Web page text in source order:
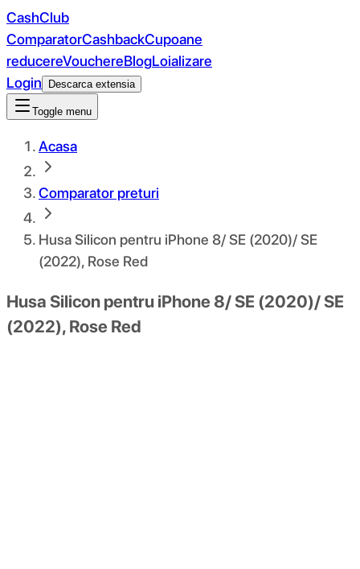
CashClub
ComparatorCashbackCupoane
reducereVouchereBlogLoializare
Login
Descarca extensia
Toggle menu
Acasa
Comparator preturi
Husa Silicon pentru iPhone 8/ SE (2020)/ SE
(2022), Rose Red
Husa Silicon pentru iPhone 8/ SE (2020)/ SE
(2022), Rose Red